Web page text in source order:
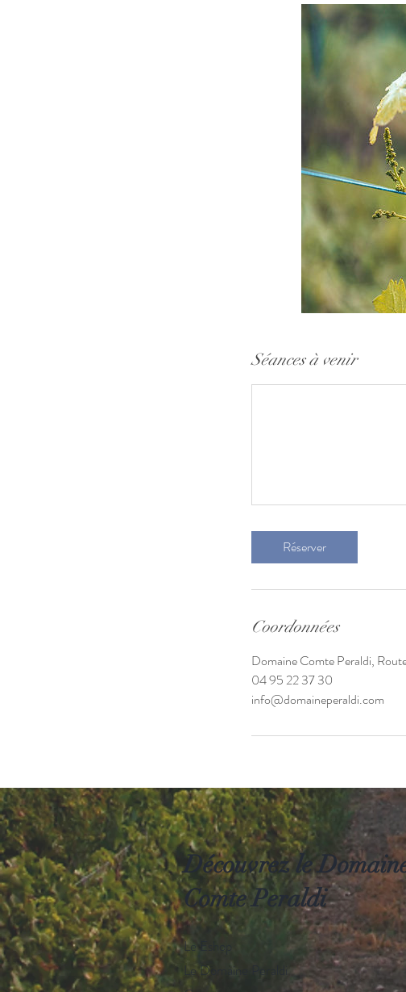
Séances à venir
Réserver
Coordonnées
Domaine Comte Peraldi,
04 95 22 37 30
info@domaineperaldi.com
Découvrez le
Comte Peraldi
Le Eshop
Le Domaine Peraldi